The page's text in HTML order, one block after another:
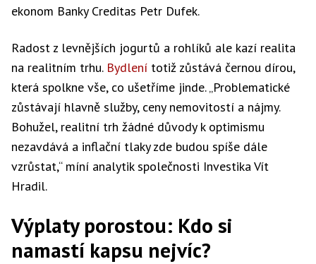
ekonom Banky Creditas Petr Dufek.
Radost z levnějších jogurtů a rohlíků ale kazí realita
na realitním trhu. Bydlení totiž zůstává černou dírou,
která spolkne vše, co ušetříme jinde. „Problematické
zůstávají hlavně služby, ceny nemovitostí a nájmy.
Bohužel, realitní trh žádné důvody k optimismu
nezavdává a inflační tlaky zde budou spíše dále
vzrůstat,“ míní analytik společnosti Investika Vít
Hradil.
Výplaty porostou: Kdo si
namastí kapsu nejvíc?